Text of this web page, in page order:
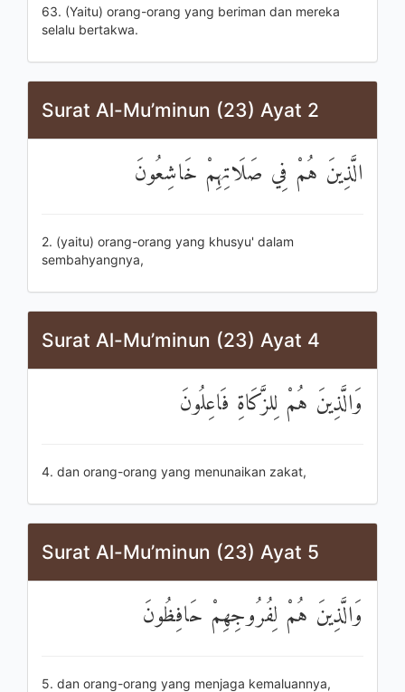
63. (Yaitu) orang-orang yang beriman dan mereka
selalu bertakwa.
Surat Al-Mu’minun (23) Ayat 2
الَّذِينَ هُمْ فِي صَلَاتِهِمْ خَاشِعُونَ
2. (yaitu) orang-orang yang khusyu' dalam
sembahyangnya,
Surat Al-Mu’minun (23) Ayat 4
وَالَّذِينَ هُمْ لِلزَّكَاةِ فَاعِلُونَ
4. dan orang-orang yang menunaikan zakat,
Surat Al-Mu’minun (23) Ayat 5
وَالَّذِينَ هُمْ لِفُرُوجِهِمْ حَافِظُونَ
5. dan orang-orang yang menjaga kemaluannya,